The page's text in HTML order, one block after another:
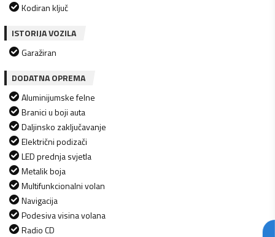
Kodiran ključ
ISTORIJA VOZILA
Garažiran
DODATNA OPREMA
Aluminijumske felne
Branici u boji auta
Daljinsko zaključavanje
Električni podizači
LED prednja svjetla
Metalik boja
Multifunkcionalni volan
Navigacija
Podesiva visina volana
Radio CD